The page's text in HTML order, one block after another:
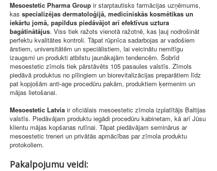
Mesoestetic Pharma Group ir starptautisks farmācijas uzņēmums,
kas specializējas dermatoloģijā, medicīniskās kosmētikas un
iekārtu jomā, papildus piedāvājot arī efektīvus uztura
bagātinātājus. Viss tiek ražots vienotā ražotnē, kas ļauj nodrošināt
perfektu kvalitātes kontroli. Tāpat rūpnīca sadarbojas ar vadošiem
ārstiem, universitātēm un speciālistiem, lai veicinātu nemitīgu
izaugsmi un produkti atbilstu jaunākajām tendencēm. Šobrīd
mesoestetic zīmols tiek pārstāvēts 105 pasaules valstīs. Zīmols
piedāvā produktus no pīlingiem un biorevitalizācijas preparātiem līdz
pat kopjošām anti-age procedūru pakām, produktiem ķermenim un
mājas lietošanai.
Mesoestetic Latvia ir oficiālais mesoestetic zīmola izplatītājs Baltijas
valstīs. Piedāvājam produktu iegādi procedūru kabinetam, kā arī Jūsu
klientu mājas kopšanas rutīnai. Tāpat piedāvājam seminārus ar
mesoestetic treneri un privātās apmācības par zīmola produktu
protokoliem.
Pakalpojumu veidi: